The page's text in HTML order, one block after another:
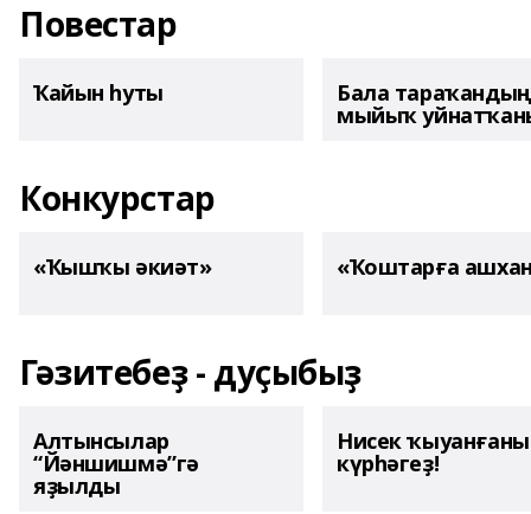
Повестар
Ҡайын һуты Бала тараҡандың
мыйыҡ
Конкурстар
«Ҡышҡы әкиәт» «Ҡоштарға
Гәзитебеҙ - дуҫыбыҙ
Алтынсылар
“Йәншишмә”гә
яҙылды
Нисек
күрһәгеҙ!